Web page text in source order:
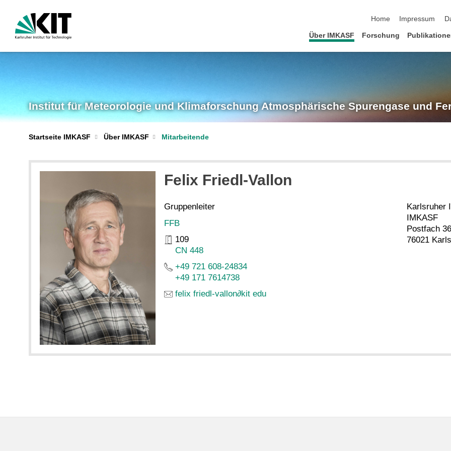
Home
Impressum
Über IMKASF Forschung
Institut für Meteorologie und KlimaforschungAtmosphärische Spurengase und
Startseite IMKASF Über IMKASF Mitarbeitende
Felix Friedl-Vallon
Gruppenleiter
FFB
109
CN 448
+49 721 608-24834
+49 171 7614738
felix friedl-vallon∂kit edu
Karlsruher
IMKASF
Postfach
76021